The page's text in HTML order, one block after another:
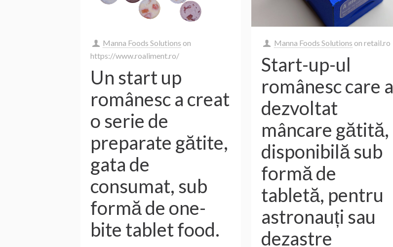
Manna Foods Solutions on
https://www.roaliment.ro/
Un start up
românesc a creat
o serie de
preparate gătite,
gata de
consumat, sub
formă de one-
bite tablet food.
Manna Foods Solutions on retail.ro
Start-up-ul
românesc care a
dezvoltat
mâncare gătită,
disponibilă sub
formă de
tabletă, pentru
astronauți sau
dezastre